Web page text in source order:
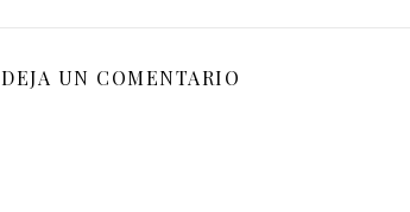
DEJA UN COMENTARIO